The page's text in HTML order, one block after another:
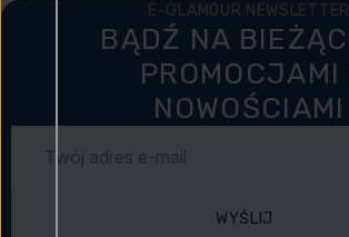
E-GLAMOUR NEWSLETTER
BĄDŹ NA
PROMOCJAMI
NOWOŚCIAMI
WYŚLIJ